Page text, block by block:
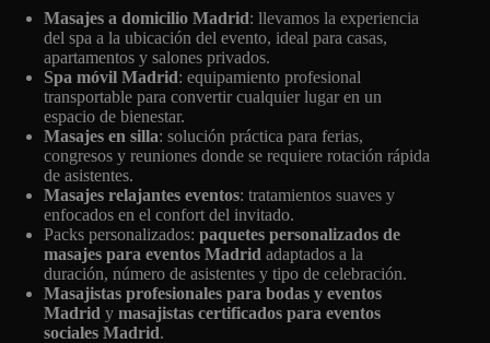
Masajes a domicilio Madrid: llevamos la experiencia
del spa a la ubicación del evento, ideal para casas,
apartamentos y salones privados.
Spa móvil Madrid: equipamiento profesional
transportable para convertir cualquier lugar en un
espacio de bienestar.
Masajes en silla: solución práctica para ferias,
congresos y reuniones donde se requiere rotación rápida
de asistentes.
Masajes relajantes eventos: tratamientos suaves y
enfocados en el confort del invitado.
Packs personalizados: paquetes personalizados de
masajes para eventos Madrid adaptados a la
duración, número de asistentes y tipo de celebración.
Masajistas profesionales para bodas y eventos
Madrid y masajistas certificados para eventos
sociales Madrid.